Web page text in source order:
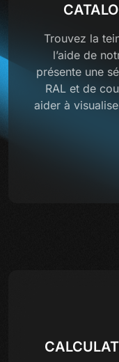
Trouvez la
l’aide de
présente une
RAL et de
aider à